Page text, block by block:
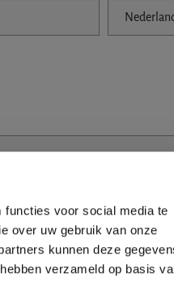
functies voor social media te
over uw gebruik van onze
kunnen deze
verzameld op basis